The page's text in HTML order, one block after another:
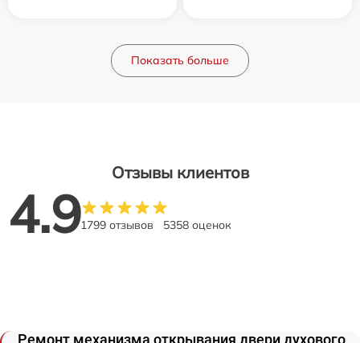
Показать больше
Отзывы клиентов
4.91799 отзывов 5358 оценок
Ремонт механизма открывания двери духового